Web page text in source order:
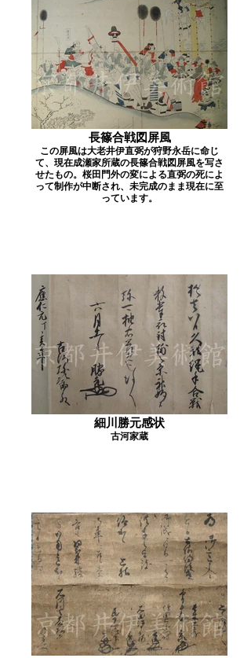
長篠合戦図屏風
この屏風は大老井伊直弼が狩野永岳に命じ
て、現在成瀬家所蔵の長篠合戦図屏風を写さ
せたもの。桜田門外の変による直弼の死によ
って制作が中断され、未完成のまま現在に至
っています。
細川勝元感状
古河家蔵